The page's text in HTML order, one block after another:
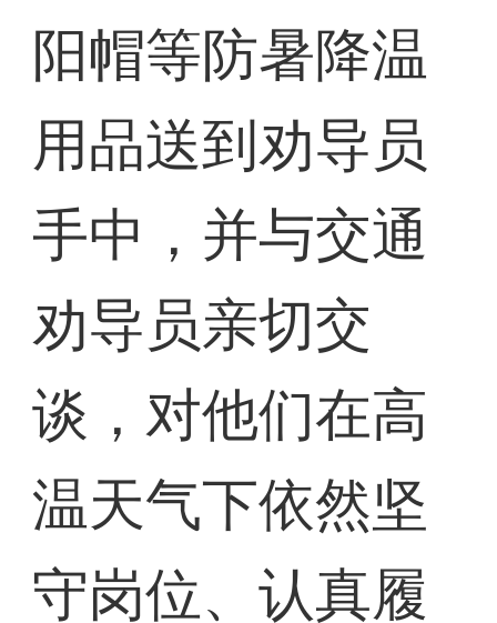
阳帽等防暑降温
用品送到劝导员
手中，并与交通
劝导员亲切交
谈，对他们在高
温天气下依然坚
守岗位、认真履